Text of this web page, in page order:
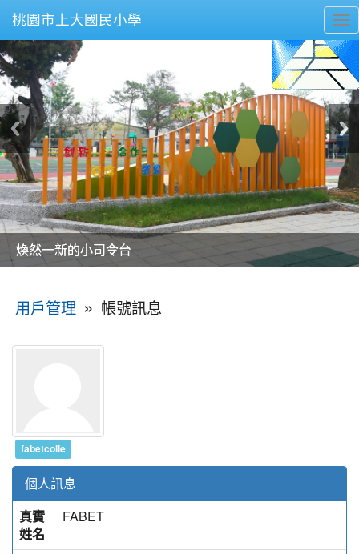
桃園市上大國民小學
美麗的操場是我們活力的來源
美麗的操場是我們活力的來源
煥然一新的小司令台
煥然一新的小司令台
富含桃園埤塘田園風光意象的中廊
富含桃園埤塘田園風光意象的中廊
嶄新的中庭廣場
嶄新的中庭廣場
水生池生生不息
水生池生生不息
用戶管理 » 帳號訊息
fabetcolle
個人訊息
真實
姓名
FABET